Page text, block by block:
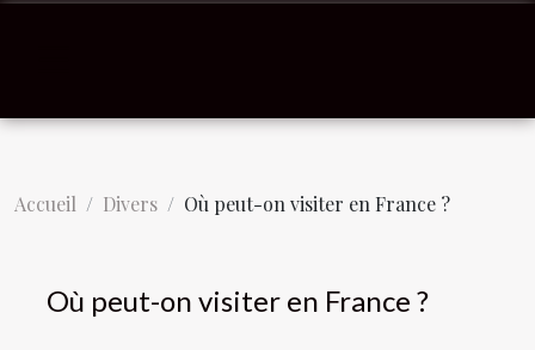
Accueil Divers Où peut-on visiter en France ?
Où peut-on visiter en France ?